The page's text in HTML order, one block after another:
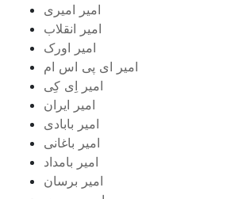
امیر امیری
امیر انقلاب
امیر اورک
امیر ای پی اس ام
امیر اِی کِی
امیر ایران
امیر بابادی
امیر باغانی
امیر بامداد
امیر برسان